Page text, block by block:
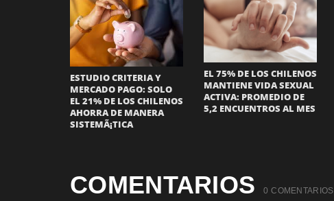
ESTUDIO CRITERIA Y
MERCADO PAGO: SOLO
EL 21% DE LOS CHILENOS
AHORRA DE MANERA
SISTEMÃ¡TICA
EL 75% DE LOS CHILENOS
MANTIENE VIDA SEXUAL
ACTIVA: PROMEDIO DE
5,2 ENCUENTROS AL MES
COMENTARIOS 0 COMENTARIOS